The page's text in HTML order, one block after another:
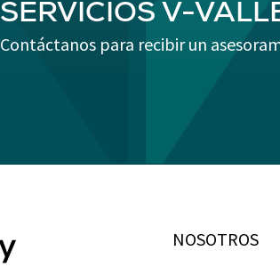
SERVICIOS V-
Contáctanos para recibir un
NOSOTROS